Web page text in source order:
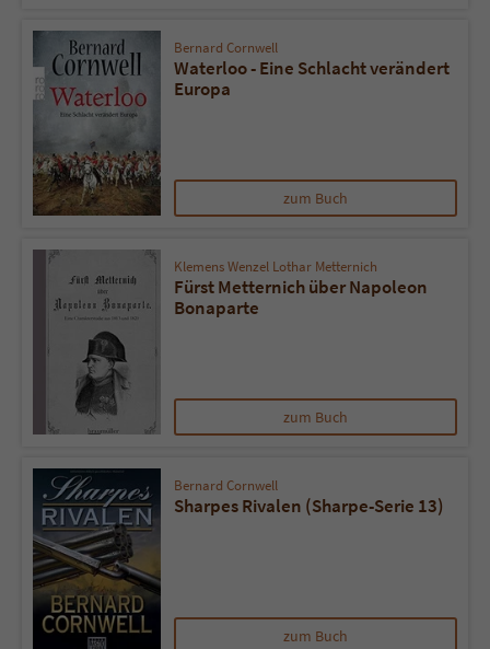
Bernard Cornwell
Waterloo - Eine Schlacht verändert
Europa
zum Buch
Klemens Wenzel Lothar Metternich
Fürst Metternich über Napoleon
Bonaparte
zum Buch
Bernard Cornwell
Sharpes Rivalen (Sharpe-Serie 13)
zum Buch